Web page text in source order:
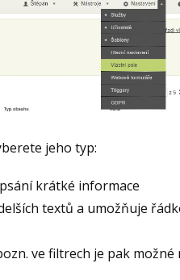
jeho typ:
krátké informace
textů a umožňuje
ve filtrech je pak možné